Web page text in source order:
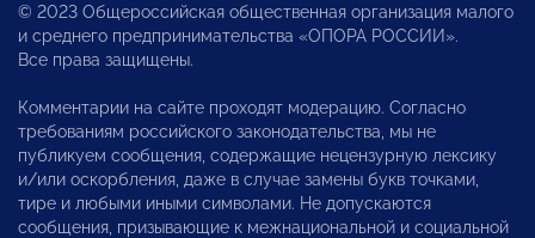
© 2023 Общероссийская общественная организация малого
и среднего предпринимательства «ОПОРА РОССИИ».
Все права защищены.
Комментарии на сайте проходят модерацию. Согласно
требованиям российского законодательства, мы не
публикуем сообщения, содержащие нецензурную лексику
и/или оскорбления, даже в случае замены букв точками,
тире и любыми иными символами. Не допускаются
сообщения, призывающие к межнациональной и социальной